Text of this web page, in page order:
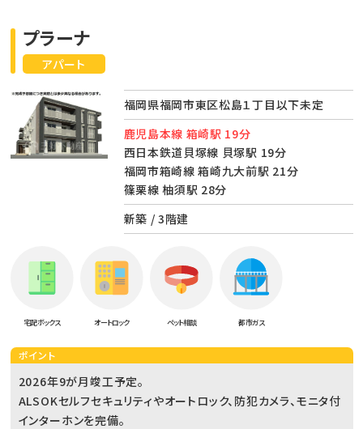
アパート
プラーナ
福岡県福岡市東区松島１丁目以下未定
鹿児島本線 箱崎駅 19分
西日本鉄道貝塚線 貝塚駅 19分
福岡市箱崎線 箱崎九大前駅 21分
篠栗線 柚須駅 28分
新築 / 3階建
宅配ボックス オートロック ペット相談 都市ガス
ポイント
2026年9が月竣工予定。
ALSOKセルフセキュリティやオートロック、防犯カメラ、モニタ付
インターホンを完備。